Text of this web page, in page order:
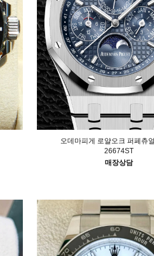
오데마피게 로얄오크 퍼페츄
26674ST
매장상담